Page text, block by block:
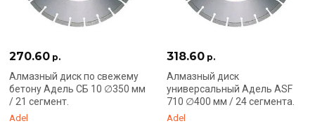
270.60 р.
Алмазный диск по свежему
бетону Адель СБ 10 ∅350 мм
/ 21 сегмент.
Adel
318.60 р.
Алмазный диск
универсальный Адель ASF
710 ∅400 мм / 24 сегмента.
Adel